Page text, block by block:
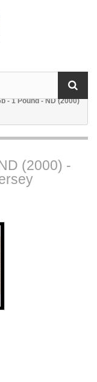
- 1 Pound - ND (2000)
(2000) -